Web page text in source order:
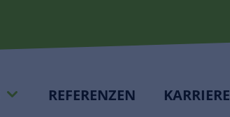
REFERENZEN KARRIERE